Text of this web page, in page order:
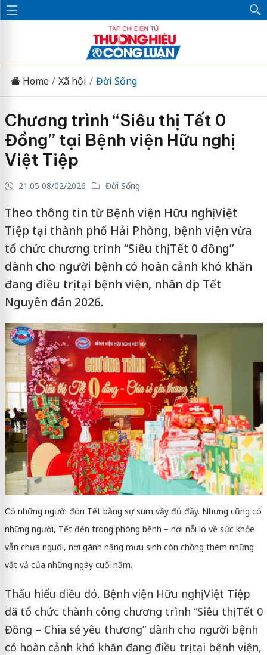
Home Xã hội Đời Sống
Chương trình “Siêu thị Tết 0
Đồng” tại Bệnh viện Hữu nghị
Việt Tiệp
21:05 08/02/2026 Đời Sống
Theo thông tin từ Bệnh viện Hữu nghị Việt
Tiệp tại thành phố Hải Phòng, bệnh viện vừa
tổ chức chương trình “Siêu thị Tết 0 đồng”
dành cho người bệnh có hoàn cảnh khó khăn
đang điều trị tại bệnh viện, nhân dịp Tết
Nguyên đán 2026.
Có những người đón Tết bằng sự sum vầy đủ đầy. Nhưng cũng có
những người, Tết đến trong phòng bệnh – nơi nỗi lo về sức khỏe
vẫn chưa nguôi, nơi gánh nặng mưu sinh còn chồng thêm những
vất vả của những ngày cuối năm.
Thấu hiểu điều đó, Bệnh viện Hữu nghị Việt Tiệp
đã tổ chức thành công chương trình “Siêu thị Tết 0
Đồng – Chia sẻ yêu thương” dành cho người bệnh
có hoàn cảnh khó khăn đang điều trị tại bệnh viện,